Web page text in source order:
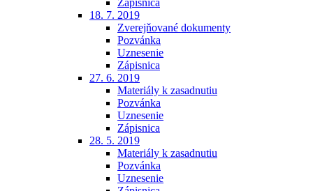
Zápisnica
18. 7. 2019
Zverejňované dokumenty
Pozvánka
Uznesenie
Zápisnica
27. 6. 2019
Materiály k zasadnutiu
Pozvánka
Uznesenie
Zápisnica
28. 5. 2019
Materiály k zasadnutiu
Pozvánka
Uznesenie